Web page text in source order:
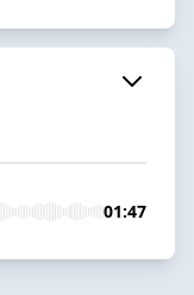
01:47